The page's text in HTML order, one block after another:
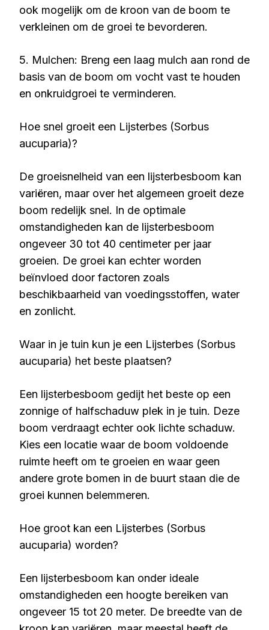
ook mogelijk om de kroon van de boom te
verkleinen om de groei te bevorderen.
5. Mulchen: Breng een laag mulch aan rond de
basis van de boom om vocht vast te houden
en onkruidgroei te verminderen.
Hoe snel groeit een Lijsterbes (Sorbus
aucuparia)?
De groeisnelheid van een lijsterbesboom kan
variëren, maar over het algemeen groeit deze
boom redelijk snel. In de optimale
omstandigheden kan de lijsterbesboom
ongeveer 30 tot 40 centimeter per jaar
groeien. De groei kan echter worden
beïnvloed door factoren zoals
beschikbaarheid van voedingsstoffen, water
en zonlicht.
Waar in je tuin kun je een Lijsterbes (Sorbus
aucuparia) het beste plaatsen?
Een lijsterbesboom gedijt het beste op een
zonnige of halfschaduw plek in je tuin. Deze
boom verdraagt echter ook lichte schaduw.
Kies een locatie waar de boom voldoende
ruimte heeft om te groeien en waar geen
andere grote bomen in de buurt staan die de
groei kunnen belemmeren.
Hoe groot kan een Lijsterbes (Sorbus
aucuparia) worden?
Een lijsterbesboom kan onder ideale
omstandigheden een hoogte bereiken van
ongeveer 15 tot 20 meter. De breedte van de